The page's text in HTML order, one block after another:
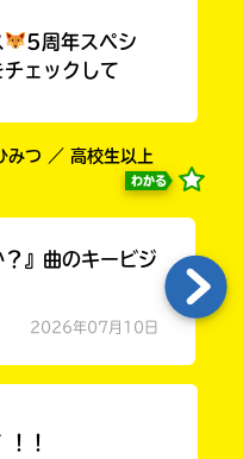
...
5周年スペシ
ェックして
みつ ／ 高校生以上
わかる
？』曲のキービジ
2026年07月10日
！！
入
内